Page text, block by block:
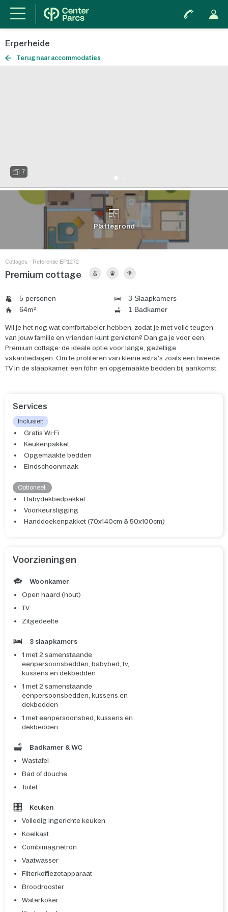
Erperheide
Terug naar accommodaties
7
Plattegrond
Cottages - Referentie EP1272
Premium cottage
5 personen
3 Slaapkamers
64m²
1 Badkamer
Wil je het nog wat comfortabeler hebben, zodat je met volle teugen
van jouw familie en vrienden kunt genieten? Dan ga je voor een
Premium cottage: de ideale optie voor lange, gezellige
vakantiedagen. Om te profiteren van kleine extra's zoals een tweede
TV in de slaapkamer, een föhn en opgemaakte bedden bij aankomst.
Services
Inclusief:
Gratis Wi-Fi
Keukenpakket
Opgemaakte bedden
Eindschoonmaak
Optioneel:
Babydekbedpakket
Voorkeursligging
Handdoekenpakket (70x140cm & 50x100cm)
Voorzieningen
Woonkamer
Open haard (hout)
TV
Zitgedeelte
3 slaapkamers
1 met 2 samenstaande
eenpersoonsbedden, babybed, tv,
kussens en dekbedden
1 met 2 samenstaande
eenpersoonsbedden, kussens en
dekbedden
1 met eenpersoonsbed, kussens en
dekbedden
Badkamer & WC
Wastafel
Bad of douche
Toilet
Keuken
Volledig ingerichte keuken
Koelkast
Combimagnetron
Vaatwasser
Filterkoffiezetapparaat
Broodrooster
Waterkoker